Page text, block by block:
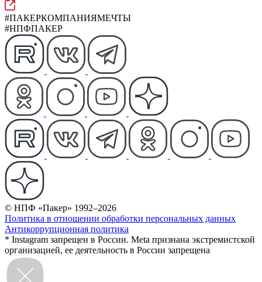
#ПАКЕРКОМПАНИЯМЕЧТЫ
#НПФПАКЕР
© НПФ «Пакер» 1992–2026
Политика в отношении обработки персональных данных
Антикоррупционная политика
* Instagram запрещен в России. Meta признана экстремистской
организацией, ее деятельность в России запрещена